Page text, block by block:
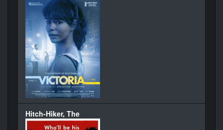
Hitch-Hiker, The